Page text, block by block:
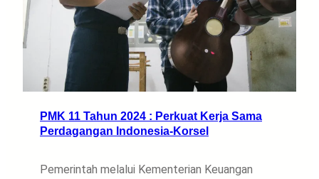
PMK 11 Tahun 2024 : Perkuat Kerja Sama
Perdagangan Indonesia-Korsel
Pemerintah melalui Kementerian Keuangan